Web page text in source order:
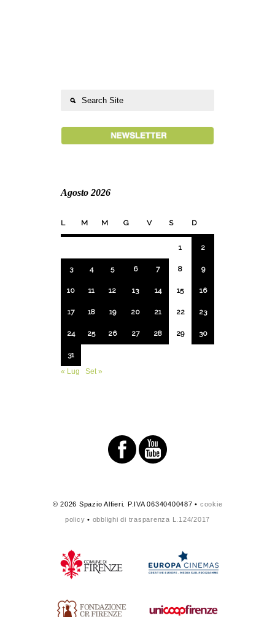
Agosto 2026
L M M G V S D
1 2
3 4 5 6 7 8 9
10 11 12 13 14 15 16
17 18 19 20 21 22 23
24 25 26 27 28 29 30
31
« Lug
Set »
© 2026 Spazio Alfieri. P.IVA 06340400487 • cookie
policy • obblighi di trasparenza L.124/2017